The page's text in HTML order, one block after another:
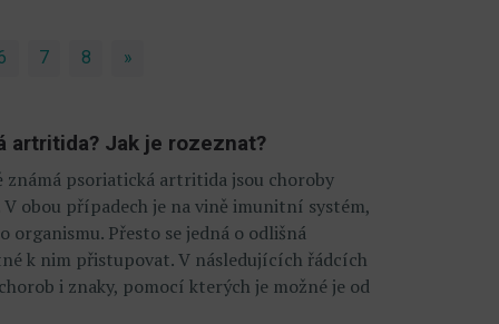
7 8 »
artritida? Jak je rozeznat?
psoriatická artritida jsou choroby
obou případech je na vině imunitní systém,
Přesto se jedná o odlišná
k nim přistupovat. V následujících řádcích
i znaky, pomocí kterých je možné je od